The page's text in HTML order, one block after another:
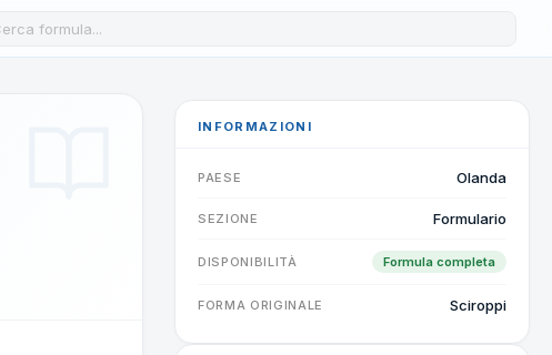
una formula nel database
INFORMAZIONI
PAESE Olanda
SEZIONE Formulario
DISPONIBILITÀ Formula completa
FORMA ORIGINALE Sciroppi